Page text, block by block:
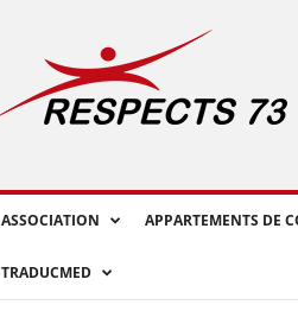
ASSOCIATION APPARTEMENTS DE
TRADUCMED